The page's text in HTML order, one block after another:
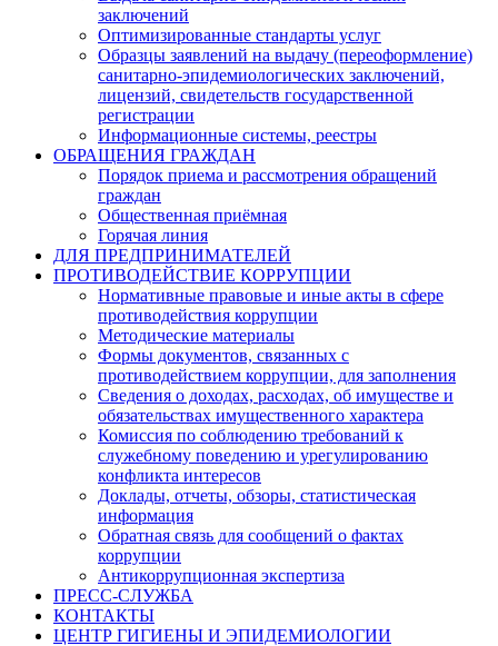
заключений
Оптимизированные стандарты услуг
Образцы заявлений на выдачу (переоформление)
санитарно-эпидемиологических заключений,
лицензий, свидетельств государственной
регистрации
Информационные системы, реестры
ОБРАЩЕНИЯ ГРАЖДАН
Порядок приема и рассмотрения обращений
граждан
Общественная приёмная
Горячая линия
ДЛЯ ПРЕДПРИНИМАТЕЛЕЙ
ПРОТИВОДЕЙСТВИЕ КОРРУПЦИИ
Нормативные правовые и иные акты в сфере
противодействия коррупции
Методические материалы
Формы документов, связанных с
противодействием коррупции, для заполнения
Сведения о доходах, расходах, об имуществе и
обязательствах имущественного характера
Комиссия по соблюдению требований к
служебному поведению и урегулированию
конфликта интересов
Доклады, отчеты, обзоры, статистическая
информация
Обратная связь для сообщений о фактах
коррупции
Антикоррупционная экспертиза
ПРЕСС-СЛУЖБА
КОНТАКТЫ
ЦЕНТР ГИГИЕНЫ И ЭПИДЕМИОЛОГИИ